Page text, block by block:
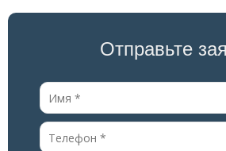
Отправьте